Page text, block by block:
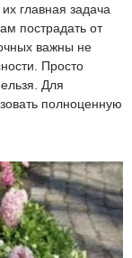
главная задача
пострадать от
важны не
Просто
Для
полноценную